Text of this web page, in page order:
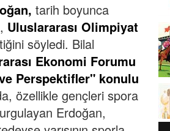
tarih boyunca
Uluslararası Olimpiyat
söyledi. Bilal
Ekonomi Forumu
Perspektifler" konulu
özellikle gençleri spora
Erdoğan,